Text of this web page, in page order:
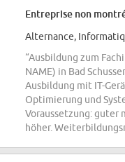
Entreprise non
Alternance,
“Ausbildung zum
NAME) in Bad
Ausbildung mit IT-
Optimierung und
Voraussetzung: guter
höher.